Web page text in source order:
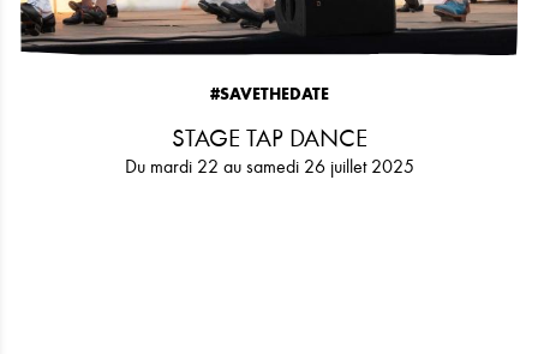
#SAVETHEDATE
STAGE TAP DANCE
Du mardi 22 au samedi 26 juillet 2025